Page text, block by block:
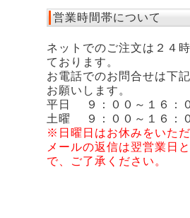
営業時間帯について
ネットでのご注文は２４
ております。
お電話でのお問合せは下
お願いします。
平日 ９：００～１６：
土曜 ９：００～１６：
※日曜日はお休みをいた
メールの返信は翌営業日
で、ご了承ください。